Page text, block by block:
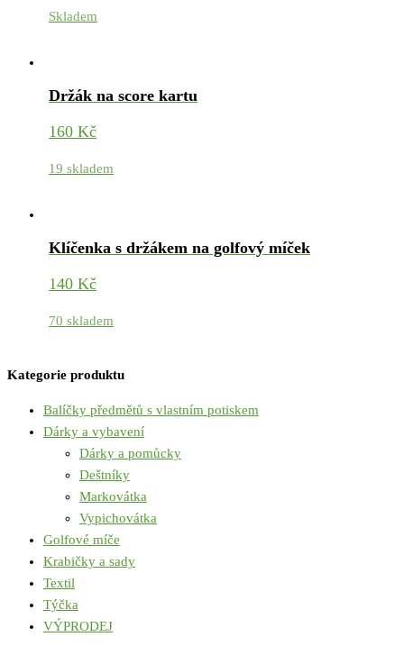
Skladem
Držák na score kartu
160 Kč
19 skladem
Klíčenka s držákem na golfový míček
140 Kč
70 skladem
Kategorie produktu
Balíčky předmětů s vlastním potiskem
Dárky a vybavení
Dárky a pomůcky
Deštníky
Markovátka
Vypichovátka
Golfové míče
Krabičky a sady
Textil
Týčka
VÝPRODEJ